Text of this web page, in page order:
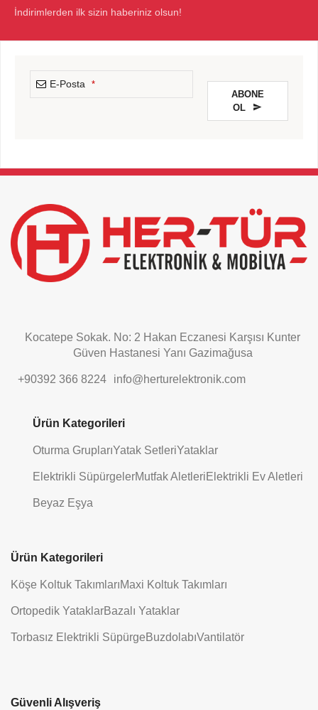
İndirimlerden ilk sizin haberiniz olsun!
E-Posta *
ABONE
OL
field
left
blank
Kocatepe Sokak. No: 2 Hakan Eczanesi Karşısı Kunter
Güven Hastanesi Yanı Gazimağusa
+90392 366 8224 info@herturelektronik.com
Ürün Kategorileri
Oturma GruplarıYatak SetleriYataklar
Elektrikli SüpürgelerMutfak AletleriElektrikli Ev Aletleri
Beyaz Eşya
Ürün Kategorileri
Köşe Koltuk TakımlarıMaxi Koltuk Takımları
Ortopedik YataklarBazalı Yataklar
Torbasız Elektrikli SüpürgeBuzdolabıVantilatör
Güvenli Alışveriş